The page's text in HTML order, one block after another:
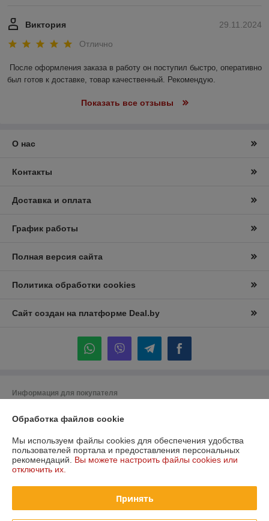
29.11.2024
Виктория
Отлично
После оформления заказа в работу он поступил быстро, оперативно
был готов к доставке, товар качественный. Рекомендую.
Показать все отзывы
О нас
Контакты
Доставка и оплата
График работы
Полная версия сайта
Политика обработки cookies
Сайт создан на платформе Deal.by
Информация для покупателя
"Лидана"
комната 9
Регистрационный номер ЕГР: 193732228
Регистрационный орган: Минский горисполком
Обработка файлов cookie
Мы используем файлы cookies для обеспечения удобства
пользователей портала и предоставления персональных
рекомендаций. Вы можете настроить файлы cookies или
отключить их.
Принять